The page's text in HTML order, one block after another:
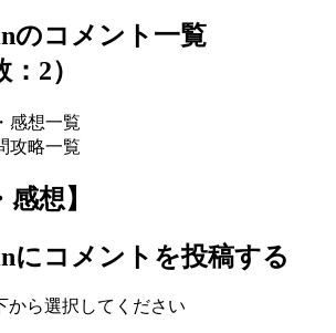
のコメント一覧
2）
感想一覧
攻略一覧
想】
にコメントを投稿する
から選択してください